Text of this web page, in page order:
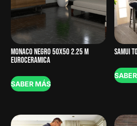
MONACO NEGRO 50X50 2.25 M
EUROCERAMICA
SABER MÁS
SAMUI